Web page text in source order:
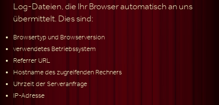
Log-Dateien, die Ihr Browser automatisch an uns
übermittelt. Dies sind:
Browsertyp und Browserversion
verwendetes Betriebssystem
Referrer URL
Hostname des zugreifenden Rechners
Uhrzeit der Serveranfrage
IP-Adresse